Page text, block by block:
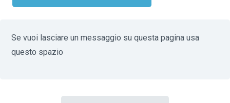
Se vuoi lasciare un messaggio su questa pagina usa
questo spazio